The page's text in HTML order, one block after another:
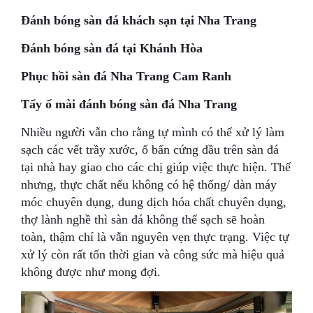
Đánh bóng sàn đá khách sạn tại Nha Trang
Đánh bóng sàn đá tại Khánh Hòa
Phục hồi sàn đá Nha Trang Cam Ranh
Tẩy ố mài đánh bóng sàn đá Nha Trang
Nhiều người vẫn cho rằng tự mình có thể xử lý làm
sạch các vết trầy xước, ố bẩn cứng đầu trên sàn đá
tại nhà hay giao cho các chị giúp việc thực hiện. Thế
nhưng, thực chất nếu không có hệ thống/ dàn máy
móc chuyên dụng, dung dịch hóa chất chuyên dụng,
thợ lành nghề thì sàn đá không thể sạch sẽ hoàn
toàn, thậm chí là vẫn nguyên vẹn thực trạng. Việc tự
xử lý còn rất tốn thời gian và công sức mà hiệu quả
không được như mong đợi.